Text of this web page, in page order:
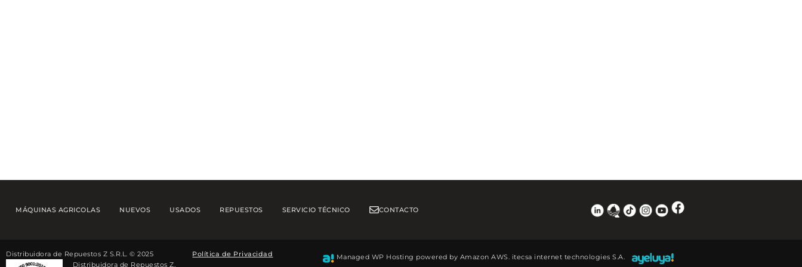
MÁQUINAS AGRICOLAS NUEVOS USADOS REPUESTOS SERVICIO TÉCNICO CONTACTO
Distribuidora de Repuestos Z S.R.L. © 2025
Distribuidora de Repuestos Z,
Política de Privacidad Managed WP Hosting powered by Amazon AWS. itecsa internet technologies S.A.